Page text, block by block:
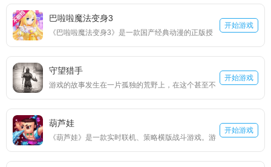
巴啦啦魔法变身3
《巴啦啦魔法变身3》是一款国产经典动漫的正版授
权手游，今古奇缘，穿越时空的小魔仙，又将有怎样
竺、高丽东瀛，纵横各国。千变万化的服装风格，不
同时代、不同地区的服饰任你搭配！丰富的游戏关
仙一起开启时空之旅吧！
开始游戏
守望猎手
游戏的故事发生在一片孤独的荒野上，在这个甚至不
清楚在南半球还是北半球的荒野上却有着极为丰富的
片面积不算大的荒野，居然有着这么丰富的生态环
境，难免让人想到了之前的“生态圈2号”，但故事的背
开始游戏
葫芦娃
《葫芦娃》是一款实时联机、策略横版战斗游戏。游
戏还原原作的剪纸人物设定，尊崇原汁原味的故事剧
开始游戏